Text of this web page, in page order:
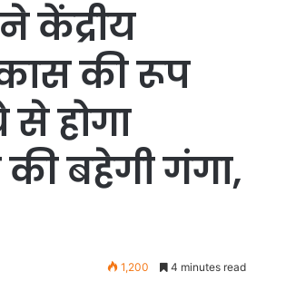
केंद्रीय
की रूप
से होगा
बहेगी गंगा,
1,200 4 minutes read